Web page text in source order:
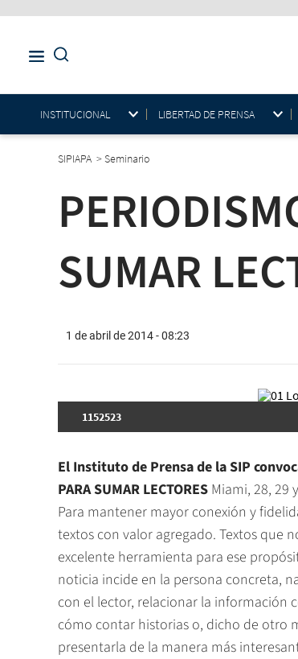
INSTITUCIONAL LIBERTAD DE PRENSA
SIPIAPA >Seminario
SUMAR
1 de abril de 2014 - 08:23
1152523
El Instituto de Prensa de la SIP
PARA SUMAR LECTORES Miami, 28, 29
Para mantener mayor conexión y
textos con valor agregado. Textos que
excelente herramienta para ese
noticia incide en la persona concreta,
con el lector, relacionar la información
cómo contar historias o, dicho de otro
presentarla de la manera más